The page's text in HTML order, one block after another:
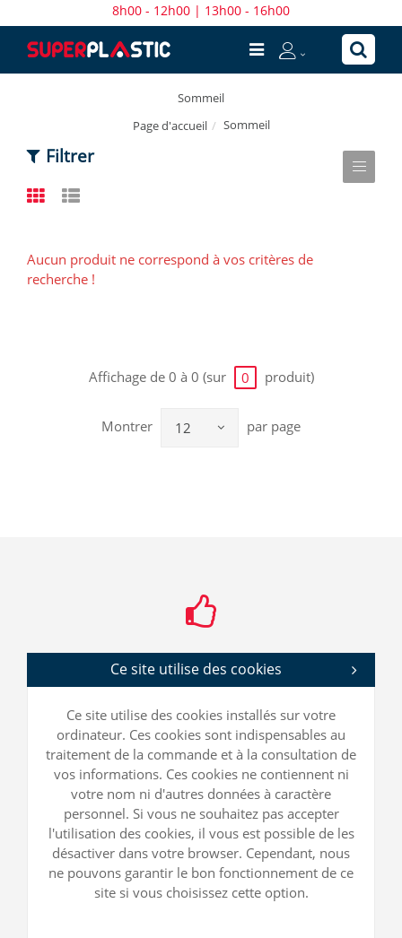
8h00 - 12h00 | 13h00 - 16h00
Sommeil
Page d'accueil
Sommeil
Filtrer
Aucun produit ne correspond à vos critères de
recherche !
Affichage de 0 à 0 (sur 0 produit)
Montrer 12 par page
Ce site utilise des cookies
Ce site utilise des cookies installés sur votre
ordinateur. Ces cookies sont indispensables au
traitement de la commande et à la consultation de
vos informations. Ces cookies ne contiennent ni
votre nom ni d'autres données à caractère
personnel. Si vous ne souhaitez pas accepter
l'utilisation des cookies, il vous est possible de les
désactiver dans votre browser. Cependant, nous
ne pouvons garantir le bon fonctionnement de ce
site si vous choisissez cette option.